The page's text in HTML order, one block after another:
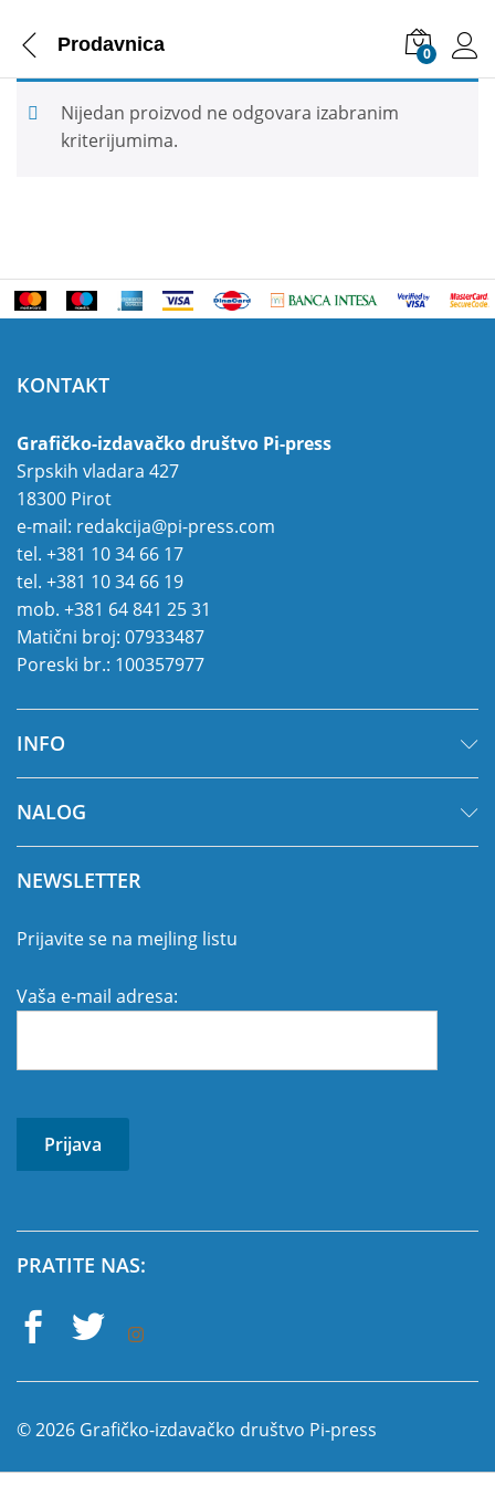
Prodavnica 0
Nijedan proizvod ne odgovara izabranim
kriterijumima.
KONTAKT
Grafičko-izdavačko društvo Pi-press
Srpskih vladara 427
18300 Pirot
e-mail: redakcija@pi-press.com
tel. +381 10 34 66 17
tel. +381 10 34 66 19
mob. +381 64 841 25 31
Matični broj: 07933487
Poreski br.: 100357977
INFO
NALOG
NEWSLETTER
Prijavite se na mejling listu
Vaša e-mail adresa:
PRATITE NAS:
© 2026 Grafičko-izdavačko društvo Pi-press